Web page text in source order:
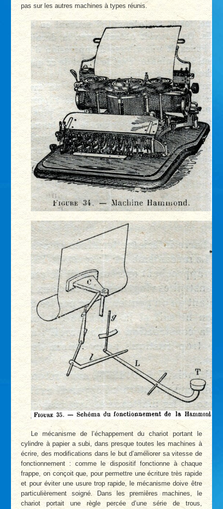
pas sur les autres machines à types réunis.
Le mécanisme de l’échappement du chariot portant le
cylindre à papier a subi, dans presque toutes les machines à
écrire, des modifications dans le but d’améliorer sa vitesse de
fonctionnement : comme le dispositif fonctionne à chaque
frappe, on conçoit que, pour permettre une écriture très rapide
et pour éviter une usure trop rapide, le mécanisme doive être
particulièrement soigné. Dans les premières machines, le
chariot portait une règle percée d’une série de trous,